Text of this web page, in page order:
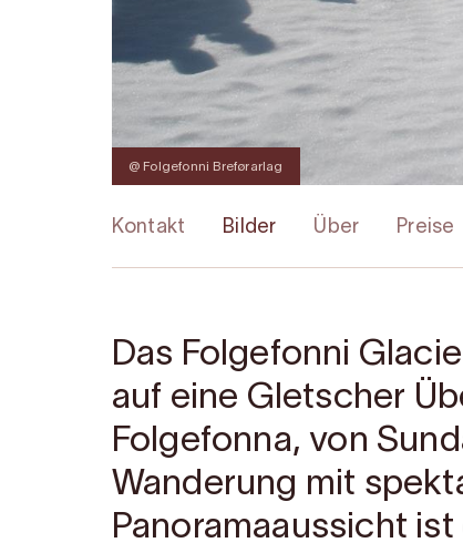
@ Folgefonni Breførarlag
Kontakt Bilder Über Preise
Das Folgefonni
auf eine Gletscher
Folgefonna, von
Wanderung mit
Panoramaaussicht